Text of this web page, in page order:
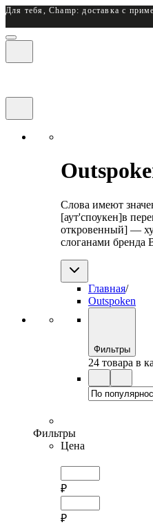
Для тебя, Champ: доставка с
Слова имеют
[аут'споукен]в
откровенный] —
слоганами бренда
Главная/
Outspoken
Фильтры
24 товара в
Фильтры
Цена
₽
₽